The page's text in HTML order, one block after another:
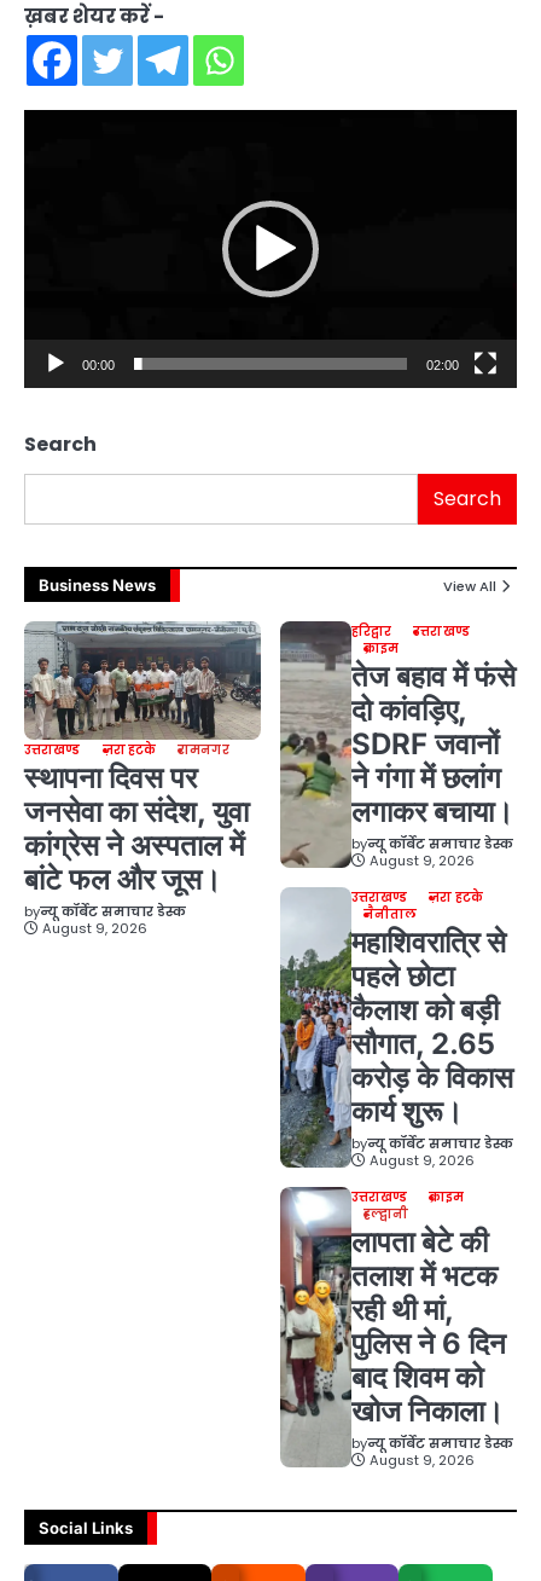
ख़बर शेयर करें -
00:00 02:00
Search
Search
Business News View All
उत्तराखण्ड ज़रा हटके रामनगर
स्थापना दिवस पर
जनसेवा का संदेश, युवा
कांग्रेस ने अस्पताल में
बांटे फल और जूस।
byन्यू कॉर्बेट समाचार डेस्क
August 9, 2026
हरिद्वार
उत्तराखण्ड
क्राइम
तेज बहाव में फंसे
दो कांवड़िए,
SDRF जवानों
ने गंगा में छलांग
लगाकर बचाया।
byन्यू कॉर्बेट समाचार डेस्क
August 9, 2026
उत्तराखण्ड
ज़रा हटके
नैनीताल
महाशिवरात्रि से
पहले छोटा
कैलाश को बड़ी
सौगात, 2.65
करोड़ के विकास
कार्य शुरू।
byन्यू कॉर्बेट समाचार डेस्क
August 9, 2026
उत्तराखण्ड
क्राइम
हल्द्वानी
लापता बेटे की
तलाश में भटक
रही थी मां,
पुलिस ने 6 दिन
बाद शिवम को
खोज निकाला।
byन्यू कॉर्बेट समाचार डेस्क
August 9, 2026
Social Links